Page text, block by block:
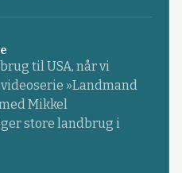
til USA, når vi
»Landmand
Mikkel
store landbrug i